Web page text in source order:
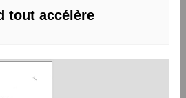
tout accélère